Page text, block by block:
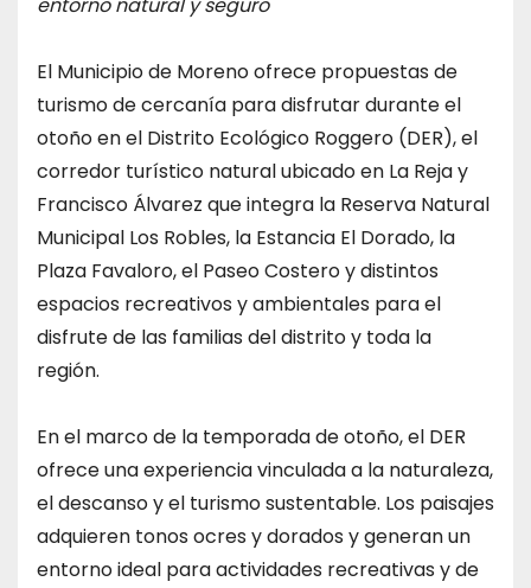
entorno natural y seguro
El Municipio de Moreno ofrece propuestas de
turismo de cercanía para disfrutar durante el
otoño en el Distrito Ecológico Roggero (DER), el
corredor turístico natural ubicado en La Reja y
Francisco Álvarez que integra la Reserva Natural
Municipal Los Robles, la Estancia El Dorado, la
Plaza Favaloro, el Paseo Costero y distintos
espacios recreativos y ambientales para el
disfrute de las familias del distrito y toda la
región.
En el marco de la temporada de otoño, el DER
ofrece una experiencia vinculada a la naturaleza,
el descanso y el turismo sustentable. Los paisajes
adquieren tonos ocres y dorados y generan un
entorno ideal para actividades recreativas y de